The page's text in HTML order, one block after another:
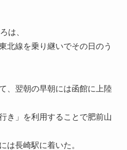
は、
北線を乗り継いでその日のう
、翌朝の早朝には函館に上陸
き」を利用することで肥前山
は長崎駅に着いた。